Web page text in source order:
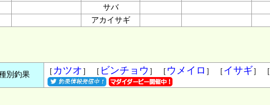
サバ
アカイサギ
別釣果 ［ カツオ ］ ［ ビンチョウ ］ ［ ウメイロ ］ ［ イサギ］ ［